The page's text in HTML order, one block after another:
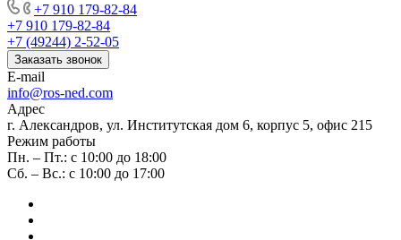
+7 910 179-82-84
+7 910 179-82-84
+7 (49244) 2-52-05
Заказать звонок
E-mail
info@ros-ned.com
Адрес
г. Александров, ул. Институтская дом 6, корпус 5, офис 215
Режим работы
Пн. – Пт.: с 10:00 до 18:00
Сб. – Вс.: с 10:00 до 17:00